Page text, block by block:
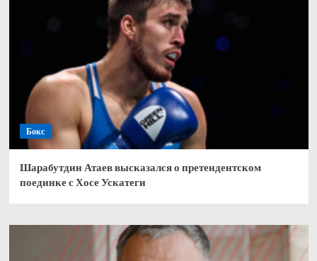
Бокс
Шарабутдин Атаев высказался о претендентском
поединке с Хосе Ускатеги